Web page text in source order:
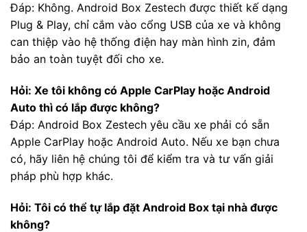
Đáp: Không. Android Box Zestech được thiết kế dạng
Plug & Play, chỉ cắm vào cổng USB của xe và không
can thiệp vào hệ thống điện hay màn hình zin, đảm
bảo an toàn tuyệt đối cho xe.
Hỏi: Xe tôi không có Apple CarPlay hoặc Android
Auto thì có lắp được không?
Đáp: Android Box Zestech yêu cầu xe phải có sẵn
Apple CarPlay hoặc Android Auto. Nếu xe bạn chưa
có, hãy liên hệ chúng tôi để kiểm tra và tư vấn giải
pháp phù hợp khác.
Hỏi: Tôi có thể tự lắp đặt Android Box tại nhà được
không?